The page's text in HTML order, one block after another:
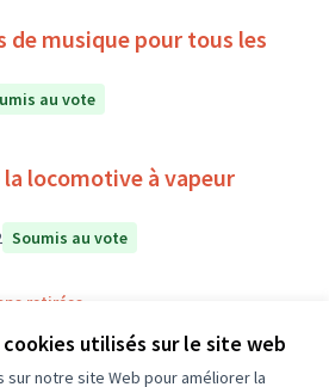
utilisés sur le site web
sur notre site Web pour améliorer la
de musique pour tous les
au vote
locomotive à vapeur
Soumis au vote
retirées